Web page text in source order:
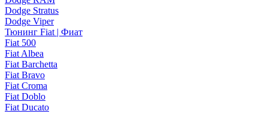
Dodge Stratus
Dodge Viper
Тюнинг Fiat | Фиат
Fiat 500
Fiat Albea
Fiat Barchetta
Fiat Bravo
Fiat Croma
Fiat Doblo
Fiat Ducato